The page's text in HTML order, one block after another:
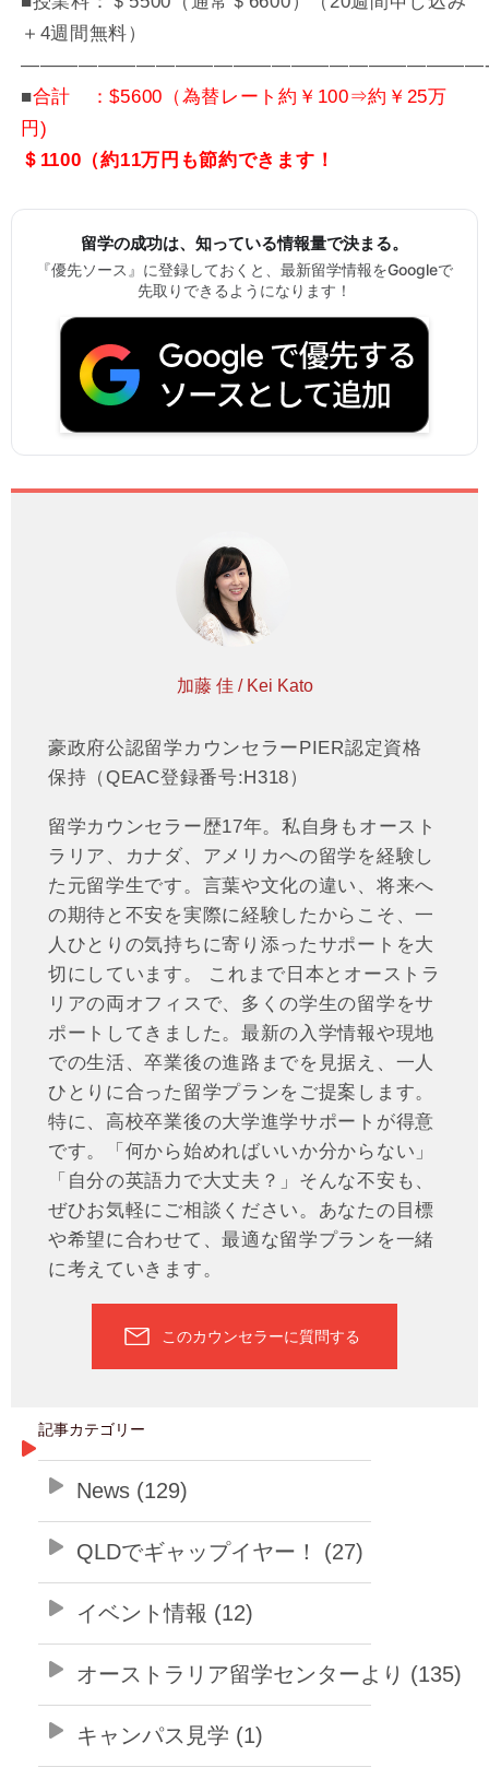
＋4週間無料）
■合計 ：$5600（為替レート約￥100⇒約￥25万
円)
＄1100（約11万円も節約できます！
留学の成功は、知っている情報量で決まる。
『優先ソース』に登録しておくと、最新留学情報をGoogleで
先取りできるようになります！
加藤 佳 / Kei Kato
豪政府公認留学カウンセラーPIER認定資格
保持（QEAC登録番号:H318）
留学カウンセラー歴17年。私自身もオースト
ラリア、カナダ、アメリカへの留学を経験し
た元留学生です。言葉や文化の違い、将来へ
の期待と不安を実際に経験したからこそ、一
人ひとりの気持ちに寄り添ったサポートを大
切にしています。 これまで日本とオーストラ
リアの両オフィスで、多くの学生の留学をサ
ポートしてきました。最新の入学情報や現地
での生活、卒業後の進路までを見据え、一人
ひとりに合った留学プランをご提案します。
特に、高校卒業後の大学進学サポートが得意
です。「何から始めればいいか分からない」
「自分の英語力で大丈夫？」そんな不安も、
ぜひお気軽にご相談ください。あなたの目標
や希望に合わせて、最適な留学プランを一緒
に考えていきます。
このカウンセラーに質問する
記事カテゴリー
News (129)
QLDでギャップイヤー！ (27)
イベント情報 (12)
オーストラリア留学センターより (135)
キャンパス見学 (1)